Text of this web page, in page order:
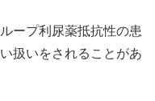
ープ利尿薬抵抗性の患
扱いをされることがあ